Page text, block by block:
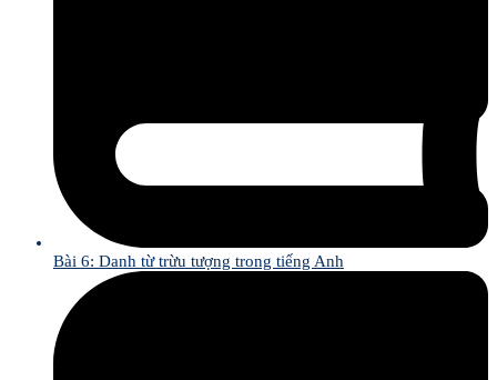
Bài 6: Danh từ trừu tượng trong tiếng Anh